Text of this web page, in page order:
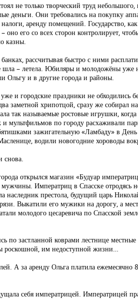
не только творческий труд
деньги. Они требовались на покупку
аренду помещений. Государство,
оно его со всех сторон контролирует,
казны.
рассчитывая быстро с ними
шла – летела. Юбиляры и молодожёны уже
Ольгу и в другие города и районы.
и городские праздники не обходились
заметной хрипотцой, сразу же собирал
так называемые ростовые игрушки,
и мультфильмов по городу расхаживали
зажигательную «Ламбаду» в
водили новогодние хороводы
снова.
открылся магазин «Будуар
Императриц в Спасске отродясь
наследник престола, будущий царь
Выкатили его мужики на дорогу, а
молодого цесаревича по Спасской
по застланной коврами лестнице
роскошной, им недоступной жизни…
А за аренду Ольга платила ежемесячно
себя императрицей. Императрицей